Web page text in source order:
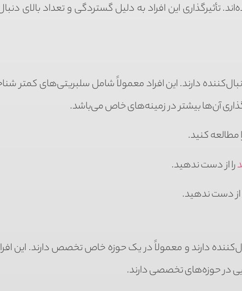
تأثیرگذاری این افراد به دلیل گستردگی و تعداد بالای
بین ۱۰۰٬۰۰۰ تا ۱ میلیون دنبال‌کننده دارند. این افراد معمولاً شامل سلبریتی‌های
آن‌ها بیشتر در زمینه‌های خاص می‌باشد.
مطالعه کنید.
را از دست ندهید.
از دست ندهید.
بین ۱٬۰۰۰ تا ۱۰۰٬۰۰۰ دنبال‌کننده دارند و معمولاً در یک حوزه خاص تخصص دارند.
در حوزه‌های تخصصی دارند.